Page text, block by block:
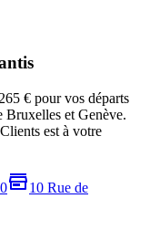
€ pour vos départs
Bruxelles et Genève.
est à votre
10 Rue de